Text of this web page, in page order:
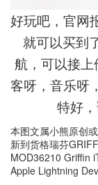
好玩吧，官网
就可以买到
航，可以接
客呀，音乐呀
特好
本图文属小熊原创
新到货格瑞芬
MOD36210 Griffin
Apple Lightning